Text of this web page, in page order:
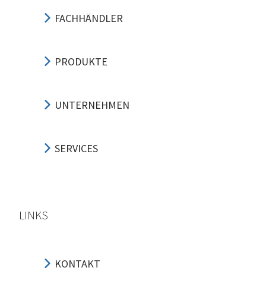
FACHHÄNDLER
PRODUKTE
UNTERNEHMEN
SERVICES
LINKS
KONTAKT